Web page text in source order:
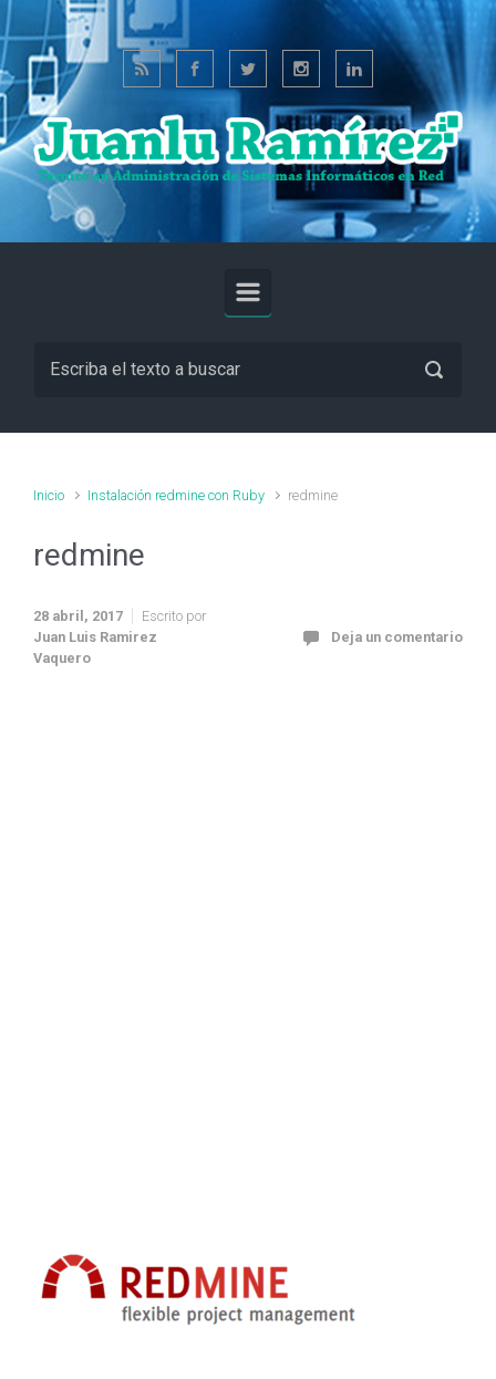
Saltar al contenido principal
Inicio Instalación redmine con Ruby redmine
redmine
28 abril, 2017
Escrito por
Juan Luis Ramirez
Vaquero
Deja un comentario